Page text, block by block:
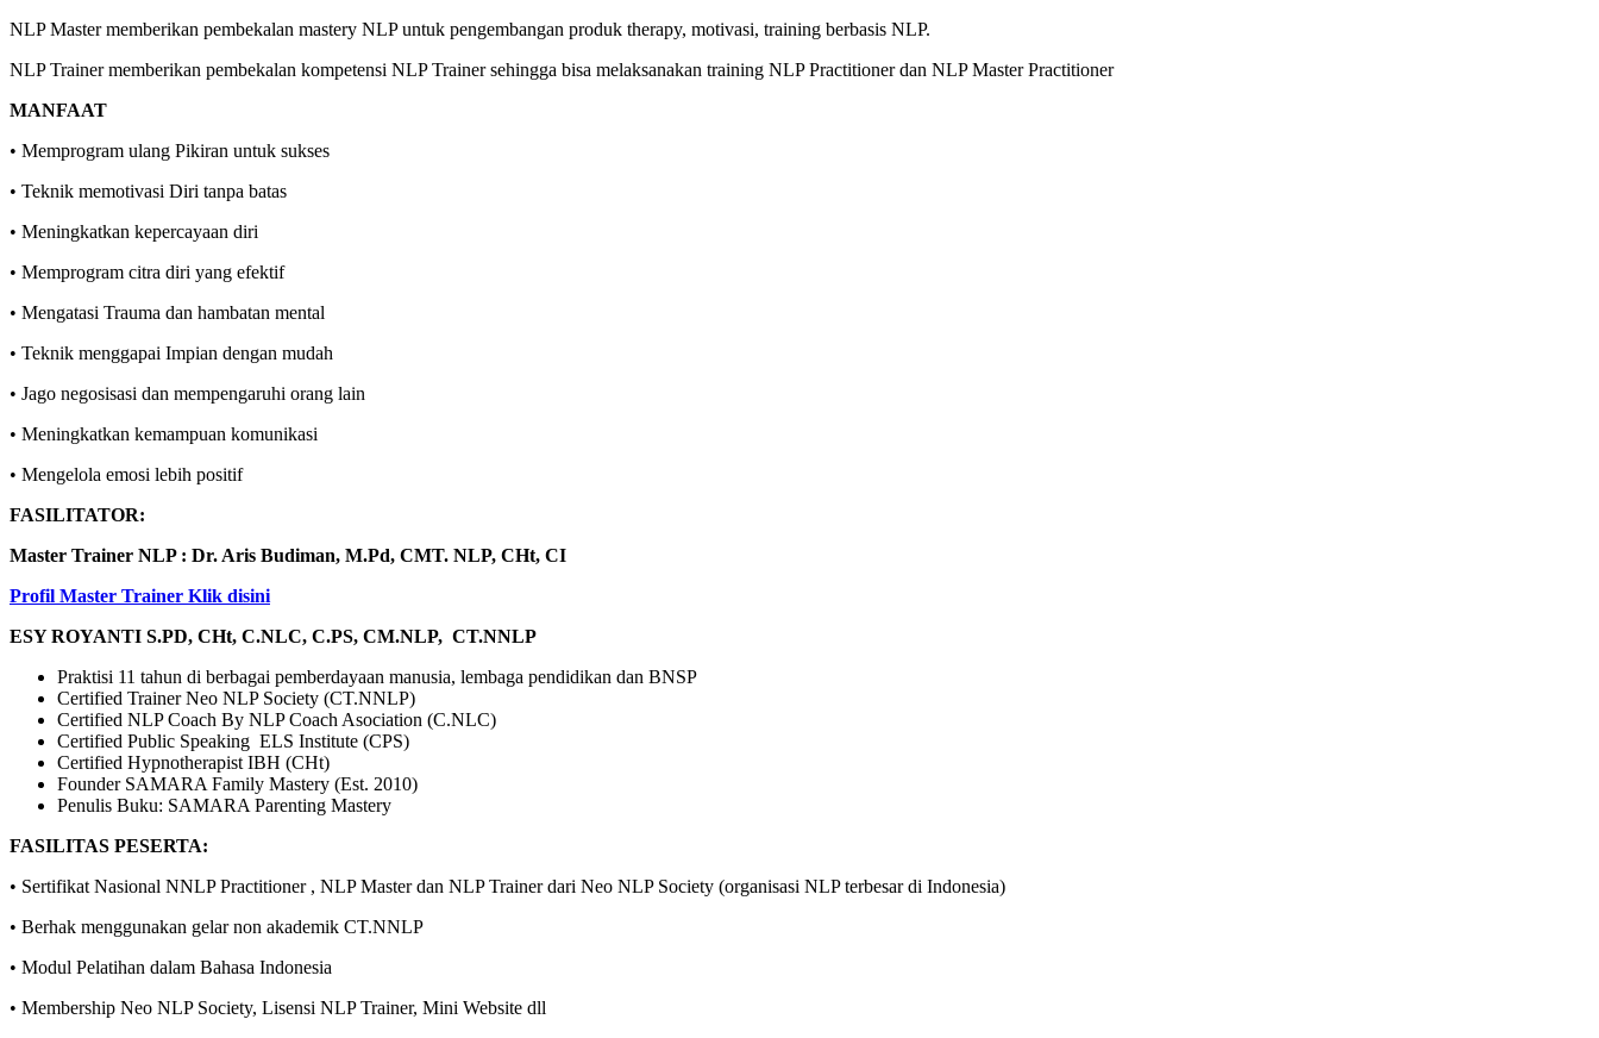
NLP Master memberikan pembekalan mastery NLP untuk pengembangan produk therapy, motivasi, training berbasis NLP.
NLP Trainer memberikan pembekalan kompetensi NLP Trainer sehingga bisa melaksanakan training NLP Practitioner dan NLP Master Practitioner
MANFAAT
• Memprogram ulang Pikiran untuk sukses
• Teknik memotivasi Diri tanpa batas
• Meningkatkan kepercayaan diri
• Memprogram citra diri yang efektif
• Mengatasi Trauma dan hambatan mental
• Teknik menggapai Impian dengan mudah
• Jago negosisasi dan mempengaruhi orang lain
• Meningkatkan kemampuan komunikasi
• Mengelola emosi lebih positif
FASILITATOR:
Master Trainer NLP : Dr. Aris Budiman, M.Pd, CMT. NLP, CHt, CI
Profil Master Trainer Klik disini
ESY ROYANTI S.PD, CHt, C.NLC, C.PS, CM.NLP, CT.NNLP
Praktisi 11 tahun di berbagai pemberdayaan manusia, lembaga pendidikan dan BNSP
Certified Trainer Neo NLP Society (CT.NNLP)
Certified NLP Coach By NLP Coach Asociation (C.NLC)
Certified Public Speaking ELS Institute (CPS)
Certified Hypnotherapist IBH (CHt)
Founder SAMARA Family Mastery (Est. 2010)
Penulis Buku: SAMARA Parenting Mastery
FASILITAS PESERTA:
• Sertifikat Nasional NNLP Practitioner , NLP Master dan NLP Trainer dari Neo NLP Society (organisasi NLP terbesar di Indonesia)
• Berhak menggunakan gelar non akademik CT.NNLP
• Modul Pelatihan dalam Bahasa Indonesia
• Membership Neo NLP Society, Lisensi NLP Trainer, Mini Website dll